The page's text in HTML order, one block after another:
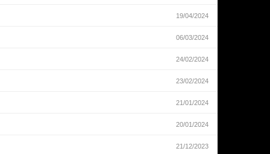
19/04/2024
06/03/2024
24/02/2024
23/02/2024
21/01/2024
20/01/2024
21/12/2023